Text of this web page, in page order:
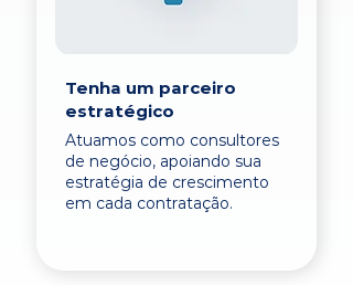
Tenha um parceiro
estratégico
Atuamos como consultores
de negócio, apoiando sua
estratégia de crescimento
em cada contratação.